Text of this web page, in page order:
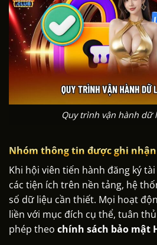
Quy trình vận hành dữ
Nhóm thông tin được ghi nhận
Khi hội viên tiến hành đăng ký
các tiện ích trên nền tảng, hệ
số dữ liệu cần thiết. Mọi hoạt
liền với mục đích cụ thể, tuân
phép theo chính sách bảo mật